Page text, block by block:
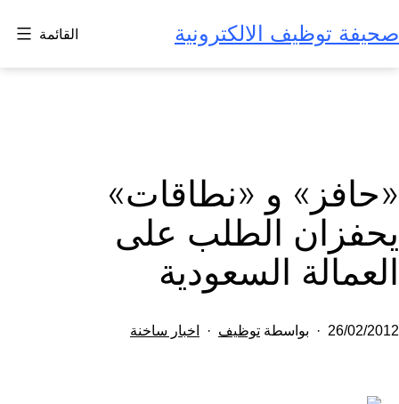
إلى
المحتوى
صحيفة توظيف الالكترونية القائمة
«حافز» و «نطاقات»
يحفزان الطلب على
العمالة السعودية
تم
26/02/2012 بواسطة توظيف
مصنف
اخبار ساخنة